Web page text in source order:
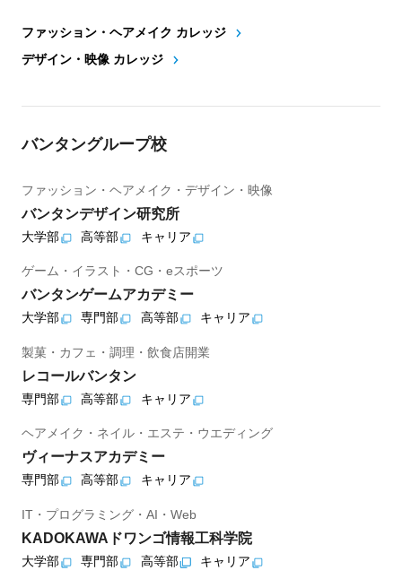
ファッション・ヘアメイク カレッジ
デザイン・映像 カレッジ
バンタングループ校
ファッション・ヘアメイク・デザイン・映像
バンタンデザイン研究所
大学部 高等部 キャリア
ゲーム・イラスト・CG・eスポーツ
バンタンゲームアカデミー
大学部 専門部 高等部 キャリア
製菓・カフェ・調理・飲食店開業
レコールバンタン
専門部 高等部 キャリア
ヘアメイク・ネイル・エステ・ウエディング
ヴィーナスアカデミー
専門部 高等部 キャリア
IT・プログラミング・AI・Web
KADOKAWAドワンゴ情報工科学院
大学部 専門部 高等部 キャリア